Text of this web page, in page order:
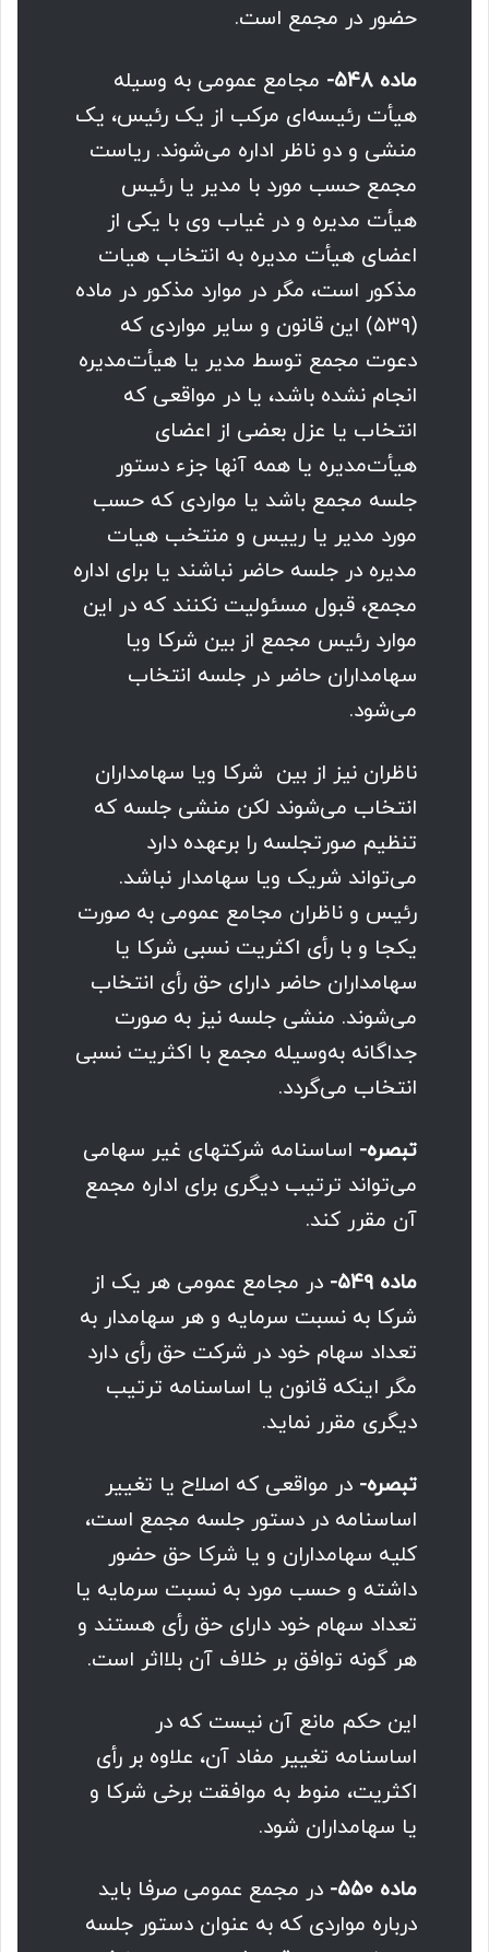
حضور در مجمع است.
ماده ۵۴۸-
مجامع عمومی به ‌وسیله
هیأت ‌رئیسه‌ای مرکب از یک رئیس، یک
منشی و دو ناظر اداره می‌شوند. ریاست
مجمع حسب مورد با مدیر یا رئیس
هیأت ‌مدیره و در غیاب وی با یکی از
اعضای هیأت مدیره به انتخاب هیات
مذکور است، مگر در موارد مذکور در ماده
(۵۳۹) این قانون و سایر مواردی که
دعوت مجمع توسط مدیر یا هیأت‌مدیره
انجام نشده باشد، یا در مواقعی که
انتخاب یا عزل بعضی از اعضای
هیأت‌مدیره یا همه آنها جزء دستور
جلسه مجمع باشد یا مواردی که حسب
مورد مدیر یا رییس و منتخب هیات
مدیره در جلسه حاضر نباشند یا برای اداره
مجمع، قبول مسئولیت نکنند که در این
موارد رئیس مجمع از بین شرکا ویا
سهامداران حاضر در جلسه انتخاب
می‌شود.
ناظران نیز از بین شرکا ویا سهامداران
انتخاب می‌شوند لکن منشی جلسه که
تنظیم صورتجلسه را برعهده دارد
می‌تواند شریک ویا سهامدار نباشد.
رئیس و ناظران مجامع عمومی به صورت
یکجا و با رأی اکثریت نسبی شرکا یا
سهامداران حاضر دارای حق رأی انتخاب
می‌شوند. منشی جلسه نیز به صورت
جداگانه به‌وسیله مجمع با اکثریت نسبی
انتخاب می‌گردد.
تبصره- اساسنامه شرکتهای غیر سهامی
می‌تواند ترتیب دیگری برای اداره مجمع
آن مقرر کند.
ماده ۵۴۹-
در مجامع عمومی هر یک از
شرکا به نسبت سرمایه‌ و هر سهامدار به
تعداد سهام خود در شرکت حق رأی دارد
مگر اینکه قانون یا اساسنامه ترتیب
دیگری مقرر نماید.
تبصره- در مواقعی که اصلاح یا تغییر
اساسنامه در دستور جلسه مجمع است،
کلیه سهامداران و یا شرکا حق حضور
داشته و حسب مورد به نسبت سرمایه یا
تعداد سهام خود دارای حق رأی هستند و
هر گونه توافق بر خلاف آن بلااثر است.
این حکم مانع آن نیست که در
اساسنامه تغییر مفاد آن، علاوه بر رأی
اکثریت، منوط به موافقت برخی شرکا و
یا سهامداران شود.
ماده ۵۵۰-‌
در مجمع عمومی صرفا باید
درباره مواردی که به عنوان دستور جلسه